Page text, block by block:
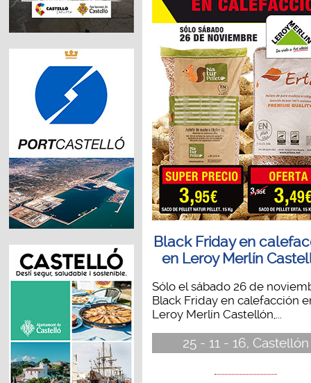
Black Friday en
en Leroy Merlín
Sólo el sábado 26 de
Black Friday en calefacción
Leroy Merlín Castellón,...
25 - 11 - 16, Castellón